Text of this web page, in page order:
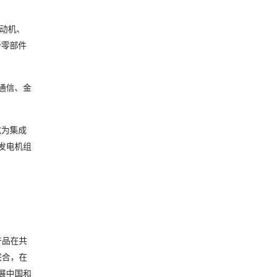
机、
部件
信、金
集成
电机组
品在共
合，在
中国和